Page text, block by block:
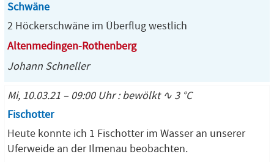
Schwäne
2 Höckerschwäne im Überflug westlich
Altenmedingen-Rothenberg
Johann Schneller
Mi, 10.03.21 – 09:00 Uhr : bewölkt ∿ 3 °C
Fischotter
Heute konnte ich 1 Fischotter im Wasser an unserer
Uferweide an der Ilmenau beobachten.